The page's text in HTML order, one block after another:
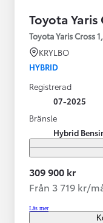
Toyota Yaris
Toyota Yaris Cross
KRYLBO
HYBRID
Registrerad
07-2025
Bränsle
Hybrid
309 900 kr
Från 3 719 kr/
Läs mer